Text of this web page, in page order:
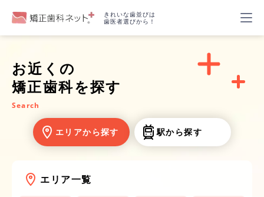
きれいな歯並びは
歯医者選びから！
お近くの
矯正歯科を探す
Search
エリアから探す 駅から探す
エリア一覧